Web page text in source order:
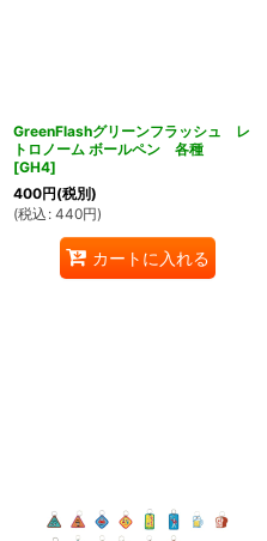
GreenFlashグリーンフラッシュ レ
トロノーム ボールペン 各種
[GH4]
400円(税別)
(税込 : 440円)
カートに入れる